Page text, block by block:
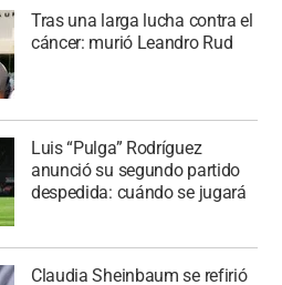
Tras una larga lucha contra el
cáncer: murió Leandro Rud
Luis “Pulga” Rodríguez
anunció su segundo partido
despedida: cuándo se jugará
Claudia Sheinbaum se refirió